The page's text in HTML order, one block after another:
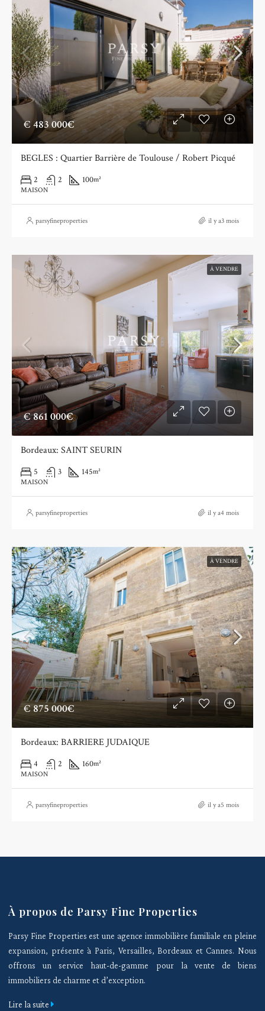
€483 000€
BEGLES : Quartier Barrière de Toulouse / Robert Picqué
2 2 100m²
MAISON
parsyfineproperties il y a3 mois
À VENDRE
€861 000€
Bordeaux: SAINT SEURIN
5 3 145m²
MAISON
parsyfineproperties il y a4 mois
À VENDRE
€875 000€
Bordeaux: BARRIERE JUDAIQUE
4 2 160m²
MAISON
parsyfineproperties il y a5 mois
À propos de Parsy Fine Properties
Parsy Fine Properties est une agence immobilière familiale en pleine
expansion, présente à Paris, Versailles, Bordeaux et Cannes. Nous
offrons un service haut-de-gamme pour la vente de biens
immobiliers de charme et d’exception.
Lire la suite